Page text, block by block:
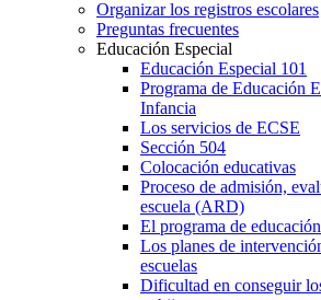
Organizar los registros escolares
Preguntas frecuentes
Educación Especial
Educación Especial 101
Programa de Educación
Infancia
Los servicios de ECSE
Sección 504
Colocación educativas
Proceso de admisión,
escuela (ARD)
El programa de
Los planes de
escuelas
Dificultad en conseguir